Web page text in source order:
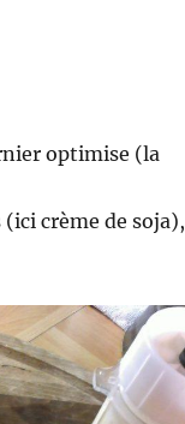
optimise (la
crème de soja),